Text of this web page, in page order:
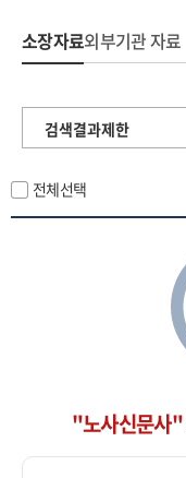
소장자료외부기관 자료
검색결과제한
전체선택
"노사신문사"